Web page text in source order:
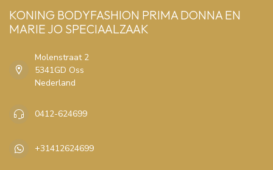
KONING BODYFASHION PRIMA DONNA EN
MARIE JO SPECIAALZAAK
Molenstraat 2
5341GD Oss
Nederland
0412-624699
+31412624699